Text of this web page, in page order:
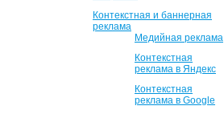
Контекстная и баннерная
реклама
Медийная реклама
Контекстная
реклама в Яндекс
Контекстная
реклама в Google